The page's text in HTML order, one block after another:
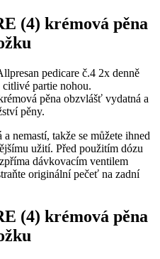
(4) krémová pěna
pedicare č.4 2x denně
partie nohou.
pěna obzvlášť vydatná a
pěny.
nemastí, takže se můžete ihned
užití. Před použitím dózu
dávkovacím ventilem
originální pečeť na zadní
(4) krémová pěna